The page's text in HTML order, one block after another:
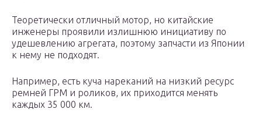
Теоретически отличный мотор, но китайские
инженеры проявили излишнюю инициативу по
удешевлению агрегата, поэтому запчасти из Японии
к нему не подходят.
Например, есть куча нареканий на низкий ресурс
ремней ГРМ и роликов, их приходится менять
каждых 35 000 км.